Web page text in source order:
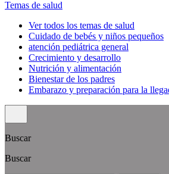
Temas de salud
Ver todos los temas de salud
Cuidado de bebés y niños pequeños
atención pediátrica general
Crecimiento y desarrollo
Nutrición y alimentación
Bienestar de los padres
Embarazo y preparación para la
Buscar
Buscar